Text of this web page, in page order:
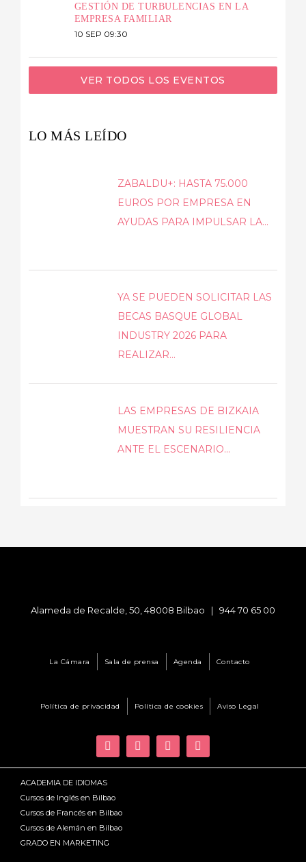
GESTIÓN DE TURBULENCIAS EN LA
EMPRESA FAMILIAR
10 SEP 09:30
VER TODOS LOS EVENTOS
LO MÁS LEÍDO
ZABALDU+: HASTA 75.000
EUROS POR EMPRESA EN
AYUDAS PARA IMPULSAR LA...
YA SE PUEDEN SOLICITAR LAS
BECAS BASQUE GLOBAL
INDUSTRY 2026 PARA
REALIZAR...
LAS EMPRESAS DE BIZKAIA
MUESTRAN SU RESILIENCIA
ANTE EL ESCENARIO...
Alameda de Recalde, 50, 48008 Bilbao | 944 70 65 00
La Cámara Sala de prensa Agenda Contacto
Política de privacidad Política de cookies Aviso Legal
ACADEMIA DE IDIOMAS
Cursos de Inglés en Bilbao
Cursos de Francés en Bilbao
Cursos de Alemán en Bilbao
GRADO EN MARKETING